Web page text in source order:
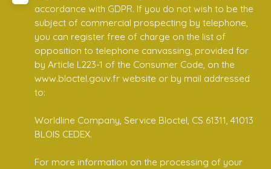
accordance with GDPR. If you do not wish to be the
subject of commercial prospecting by telephone,
you can register free of charge on the list of
opposition to telephone canvassing, provided for
by Article L223-1 of the Consumer Code, on the
www.bloctel.gouv.fr website or by mail addressed
to:
Worldline Company, Service Bloctel, CS 61311, 41013
BLOIS CEDEX.
For more information on the processing of your